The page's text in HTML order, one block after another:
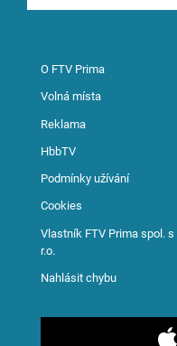
O FTV Prima
Volná místa
Reklama
HbbTV
Podmínky užívání
Cookies
Vlastník FTV Prima spol. s
r.o.
Nahlásit chybu